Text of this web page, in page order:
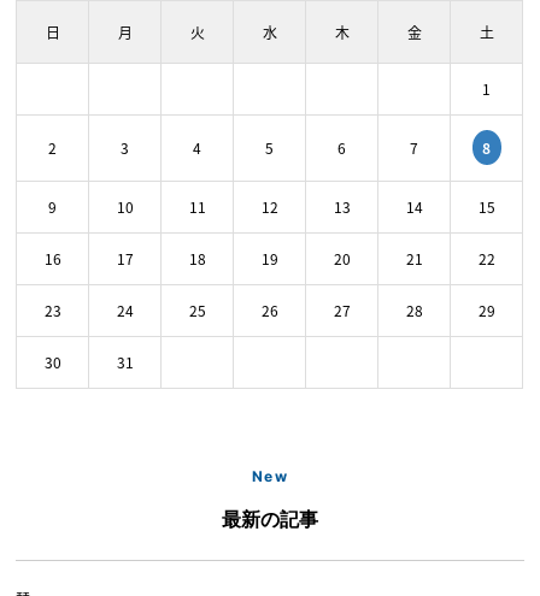
日 月 火 水 木 金 土
1
2 3 4 5 6 7 8
9 10 11 12 13 14 15
16 17 18 19 20 21 22
23 24 25 26 27 28 29
30 31
New
最新の記事